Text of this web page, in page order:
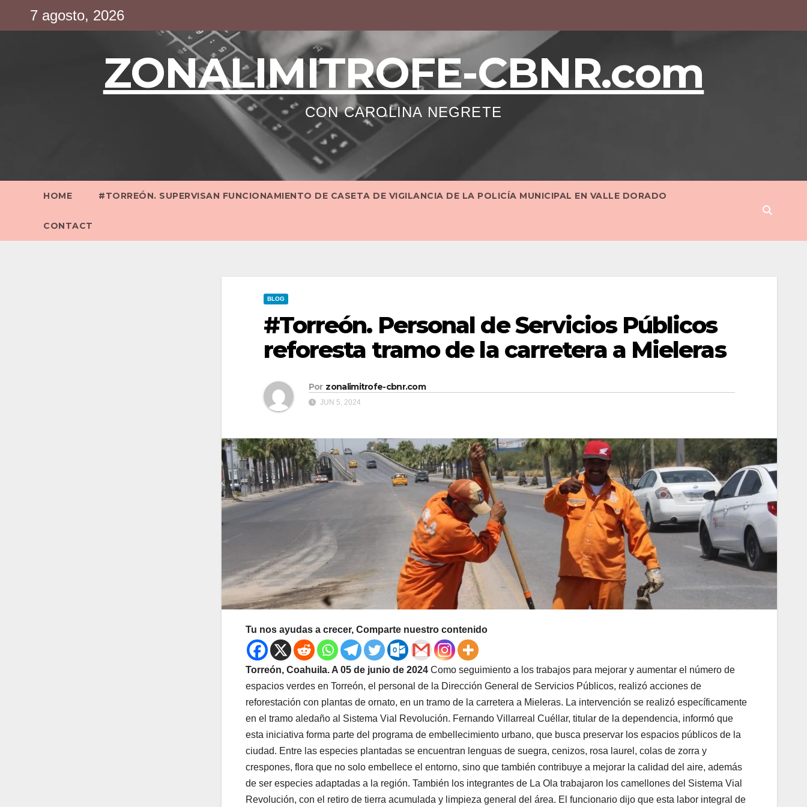
7 agosto, 2026
ZONALIMITROFE-CBNR.com
CON CAROLINA NEGRETE
HOME #TORREÓN. SUPERVISAN FUNCIONAMIENTO DE CASETA DE VIGILANCIA DE LA POLICÍA MUNICIPAL EN VALLE DORADO
CONTACT
BLOG
#Torreón. Personal de Servicios Públicos
reforesta tramo de la carretera a Mieleras
Por zonalimitrofe-cbnr.com
JUN 5, 2024
Tu nos ayudas a crecer, Comparte nuestro contenido
Torreón, Coahuila. A 05 de junio de 2024Como seguimiento a los trabajos para mejorar y aumentar el número de
espacios verdes en Torreón, el personal de la Dirección General de Servicios Públicos, realizó acciones de
reforestación con plantas de ornato, en un tramo de la carretera a Mieleras. La intervención se realizó específicamente
en el tramo aledaño al Sistema Vial Revolución. Fernando Villarreal Cuéllar, titular de la dependencia, informó que
esta iniciativa forma parte del programa de embellecimiento urbano, que busca preservar los espacios públicos de la
ciudad. Entre las especies plantadas se encuentran lenguas de suegra, cenizos, rosa laurel, colas de zorra y
crespones, flora que no solo embellece el entorno, sino que también contribuye a mejorar la calidad del aire, además
de ser especies adaptadas a la región. También los integrantes de La Ola trabajaron los camellones del Sistema Vial
Revolución, con el retiro de tierra acumulada y limpieza general del área. El funcionario dijo que esta labor integral de